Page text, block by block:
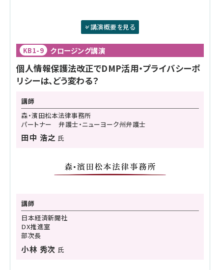
講演概要を見る
KB1-9 クロージング講演
個人情報保護法改正でDMP活用・プライバシーポ
リシーは、どう変わる？
講師
森・濱田松本法律事務所
パートナー 弁護士・ニューヨーク州弁護士
田中 浩之 氏
講師
日本経済新聞社
DX推進室
部次長
小林 秀次 氏